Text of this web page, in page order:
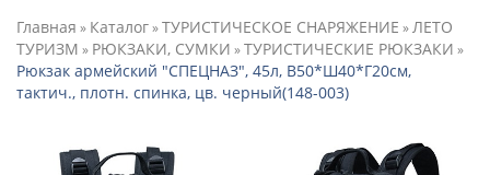
Главная » Каталог»ТУРИСТИЧЕСКОЕ СНАРЯЖЕНИЕ »ЛЕТО
ТУРИЗМ » РЮКЗАКИ, СУМКИ »ТУРИСТИЧЕСКИЕ РЮКЗАКИ »
Рюкзак армейский "СПЕЦНАЗ", 45л, В50*Ш40*Г20см,
тактич., плотн. спинка, цв. черный(148-003)